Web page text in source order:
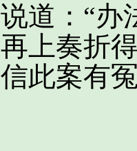
：“办
上奏折
此案有